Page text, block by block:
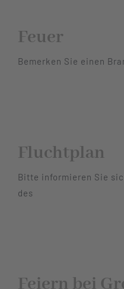
Feuer
Bemerken Sie einen
Fluchtplan
Bitte informieren Sie
des
Feiern bei